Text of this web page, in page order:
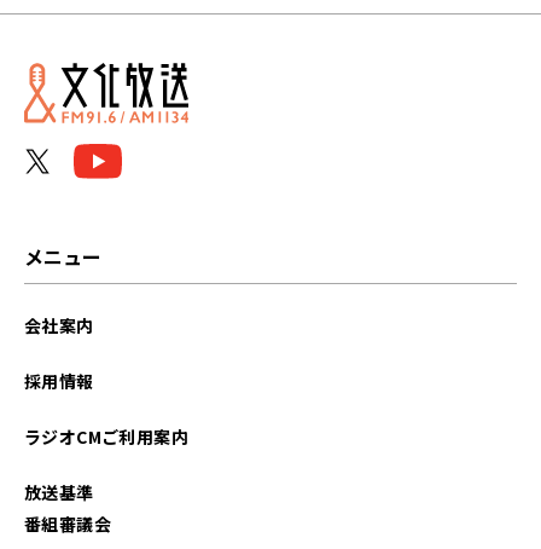
2026年03月
2026年02月
メニュー
会社案内
採用情報
ラジオCMご利用案内
放送基準
番組審議会